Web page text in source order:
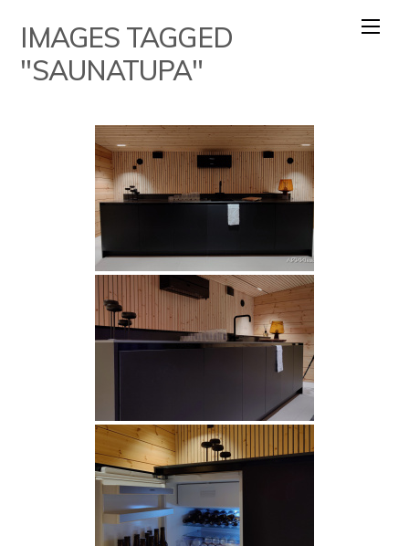
content
IMAGES TAGGED
"SAUNATUPA"